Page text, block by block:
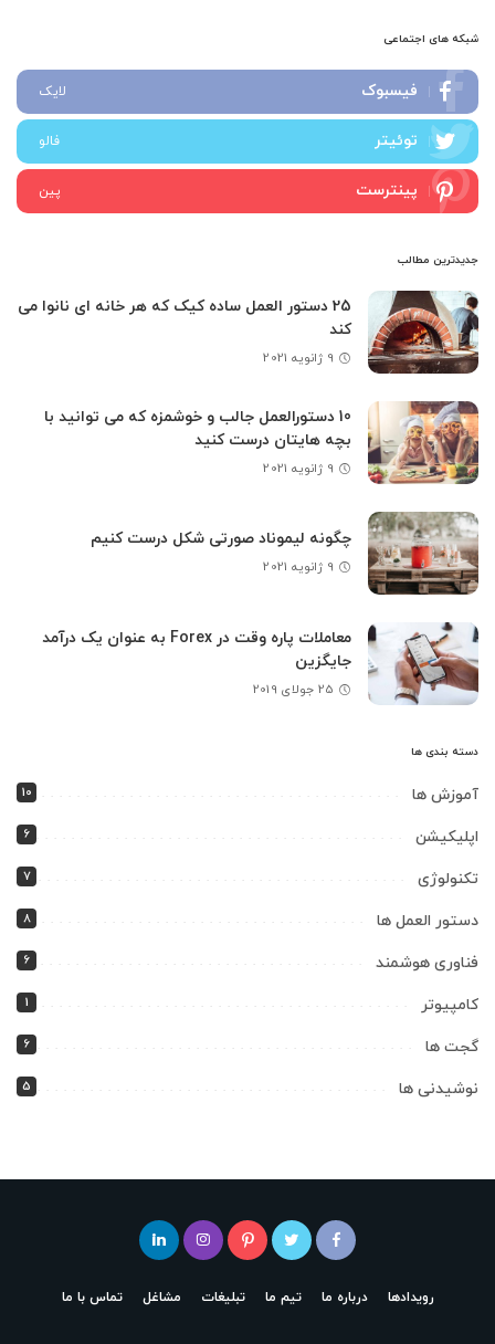
شبکه های اجتماعی
فیسبوک لایک
توئیتر فالو
پینترست پین
جدیدترین مطالب
25 دستور العمل ساده کیک که هر خانه ای نانوا می
کند
9 ژانویه 2021
10 دستورالعمل جالب و خوشمزه که می توانید با
بچه هایتان درست کنید
9 ژانویه 2021
چگونه لیموناد صورتی شکل درست کنیم
9 ژانویه 2021
معاملات پاره وقت در Forex به عنوان یک درآمد
جایگزین
25 جولای 2019
دسته بندی ها
آموزش ها 10
اپلیکیشن 6
تکنولوژی 7
دستور العمل ها 8
فناوری هوشمند 6
کامپیوتر 1
گجت ها 6
نوشیدنی ها 5
رویدادها درباره ما تیم ما تبلیغات مشاغل تماس با ما